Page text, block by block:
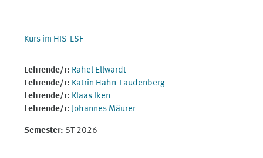
Kurs im HIS-LSF
Lehrende/r: Rahel Ellwardt
Lehrende/r: Katrin Hahn-Laudenberg
Lehrende/r: Klaas Iken
Lehrende/r: Johannes Mäurer
Semester: ST 2026